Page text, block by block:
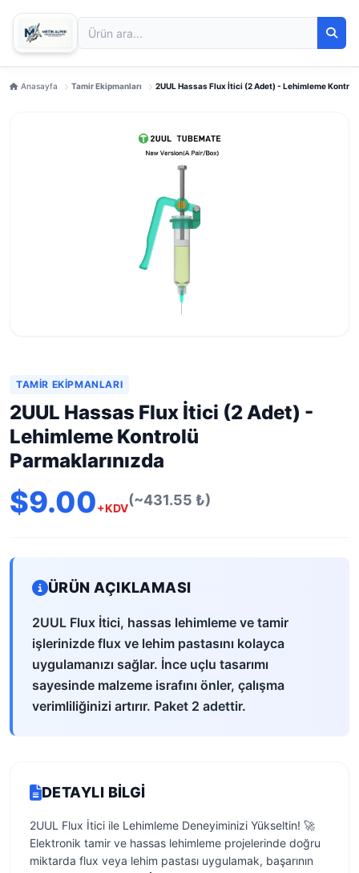
Anasayfa Tamir Ekipmanları 2UUL Hassas Flux İtici (2 Adet) - Lehimleme
TAMIR EKIPMANLARI
2UUL Hassas Flux İtici (2 Adet) -
Lehimleme Kontrolü
Parmaklarınızda
$9.00+KDV(~431.55 ₺)
ÜRÜN AÇIKLAMASI
2UUL Flux İtici, hassas lehimleme ve tamir
işlerinizde flux ve lehim pastasını kolayca
uygulamanızı sağlar. İnce uçlu tasarımı
sayesinde malzeme israfını önler, çalışma
verimliliğinizi artırır. Paket 2 adettir.
DETAYLI BILGI
2UUL Flux İtici ile Lehimleme Deneyiminizi Yükseltin! 🚀
Elektronik tamir ve hassas lehimleme projelerinde doğru
miktarda flux veya lehim pastası uygulamak, başarının